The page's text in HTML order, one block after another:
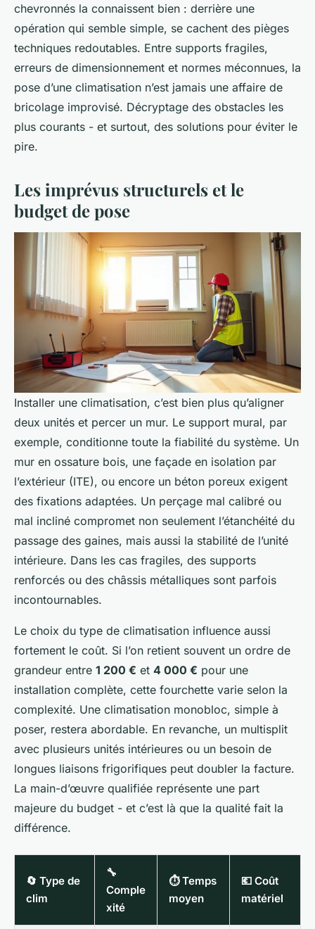
chevronnés la connaissent bien : derrière une
opération qui semble simple, se cachent des pièges
techniques redoutables. Entre supports fragiles,
erreurs de dimensionnement et normes méconnues, la
pose d’une climatisation n’est jamais une affaire de
bricolage improvisé. Décryptage des obstacles les
plus courants - et surtout, des solutions pour éviter le
pire.
Les imprévus structurels et le
budget de pose
Installer une climatisation, c’est bien plus qu’aligner
deux unités et percer un mur. Le support mural, par
exemple, conditionne toute la fiabilité du système. Un
mur en ossature bois, une façade en isolation par
l’extérieur (ITE), ou encore un béton poreux exigent
des fixations adaptées. Un perçage mal calibré ou
mal incliné compromet non seulement l’étanchéité du
passage des gaines, mais aussi la stabilité de l’unité
intérieure. Dans les cas fragiles, des supports
renforcés ou des châssis métalliques sont parfois
incontournables.
Le choix du type de climatisation influence aussi
fortement le coût. Si l’on retient souvent un ordre de
grandeur entre 1 200 € et 4 000 € pour une
installation complète, cette fourchette varie selon la
complexité. Une climatisation monobloc, simple à
poser, restera abordable. En revanche, un multisplit
avec plusieurs unités intérieures ou un besoin de
longues liaisons frigorifiques peut doubler la facture.
La main-d’œuvre qualifiée représente une part
majeure du budget - et c’est là que la qualité fait la
différence.
🔄 Type de
clim
🔧
Comple
xité
⏱️ Temps
moyen
💶 Coût
matériel